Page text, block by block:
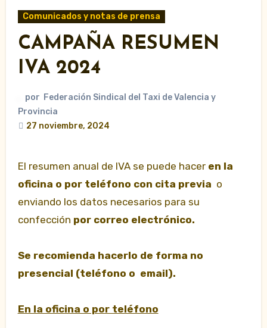
Comunicados y notas de prensa
CAMPAÑA RESUMEN
IVA 2024
por Federación Sindical del Taxi de Valencia y
Provincia
27 noviembre, 2024
El resumen anual de IVA se puede hacer en la
oficina o por teléfono con cita previa o
enviando los datos necesarios para su
confección por correo electrónico.
Se recomienda hacerlo de forma no
presencial (teléfono o email).
En la oficina o por teléfono